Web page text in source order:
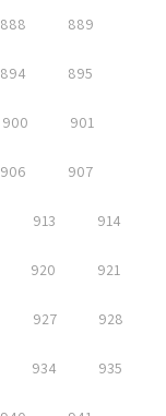
888 889
894 895
900 901
906 907
913 914
920 921
927 928
934 935